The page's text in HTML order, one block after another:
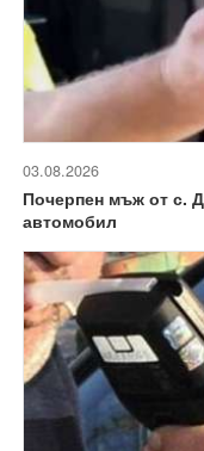
03.08.2026
Почерпен мъж от с.
автомобил